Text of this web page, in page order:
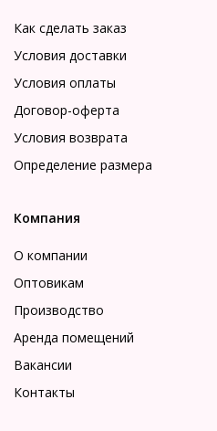
Как сделать заказ
Условия доставки
Условия оплаты
Договор-оферта
Условия возврата
Определение размера
Компания
О компании
Оптовикам
Производство
Аренда помещений
Вакансии
Контакты